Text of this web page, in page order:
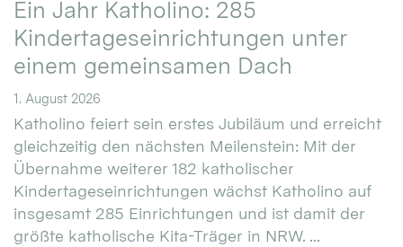
Ein Jahr Katholino: 285
Kindertageseinrichtungen unter
einem gemeinsamen Dach
1. August 2026
Katholino feiert sein erstes Jubiläum und erreicht
gleichzeitig den nächsten Meilenstein: Mit der
Übernahme weiterer 182 katholischer
Kindertageseinrichtungen wächst Katholino auf
insgesamt 285 Einrichtungen und ist damit der
größte katholische Kita-Träger in NRW. ...